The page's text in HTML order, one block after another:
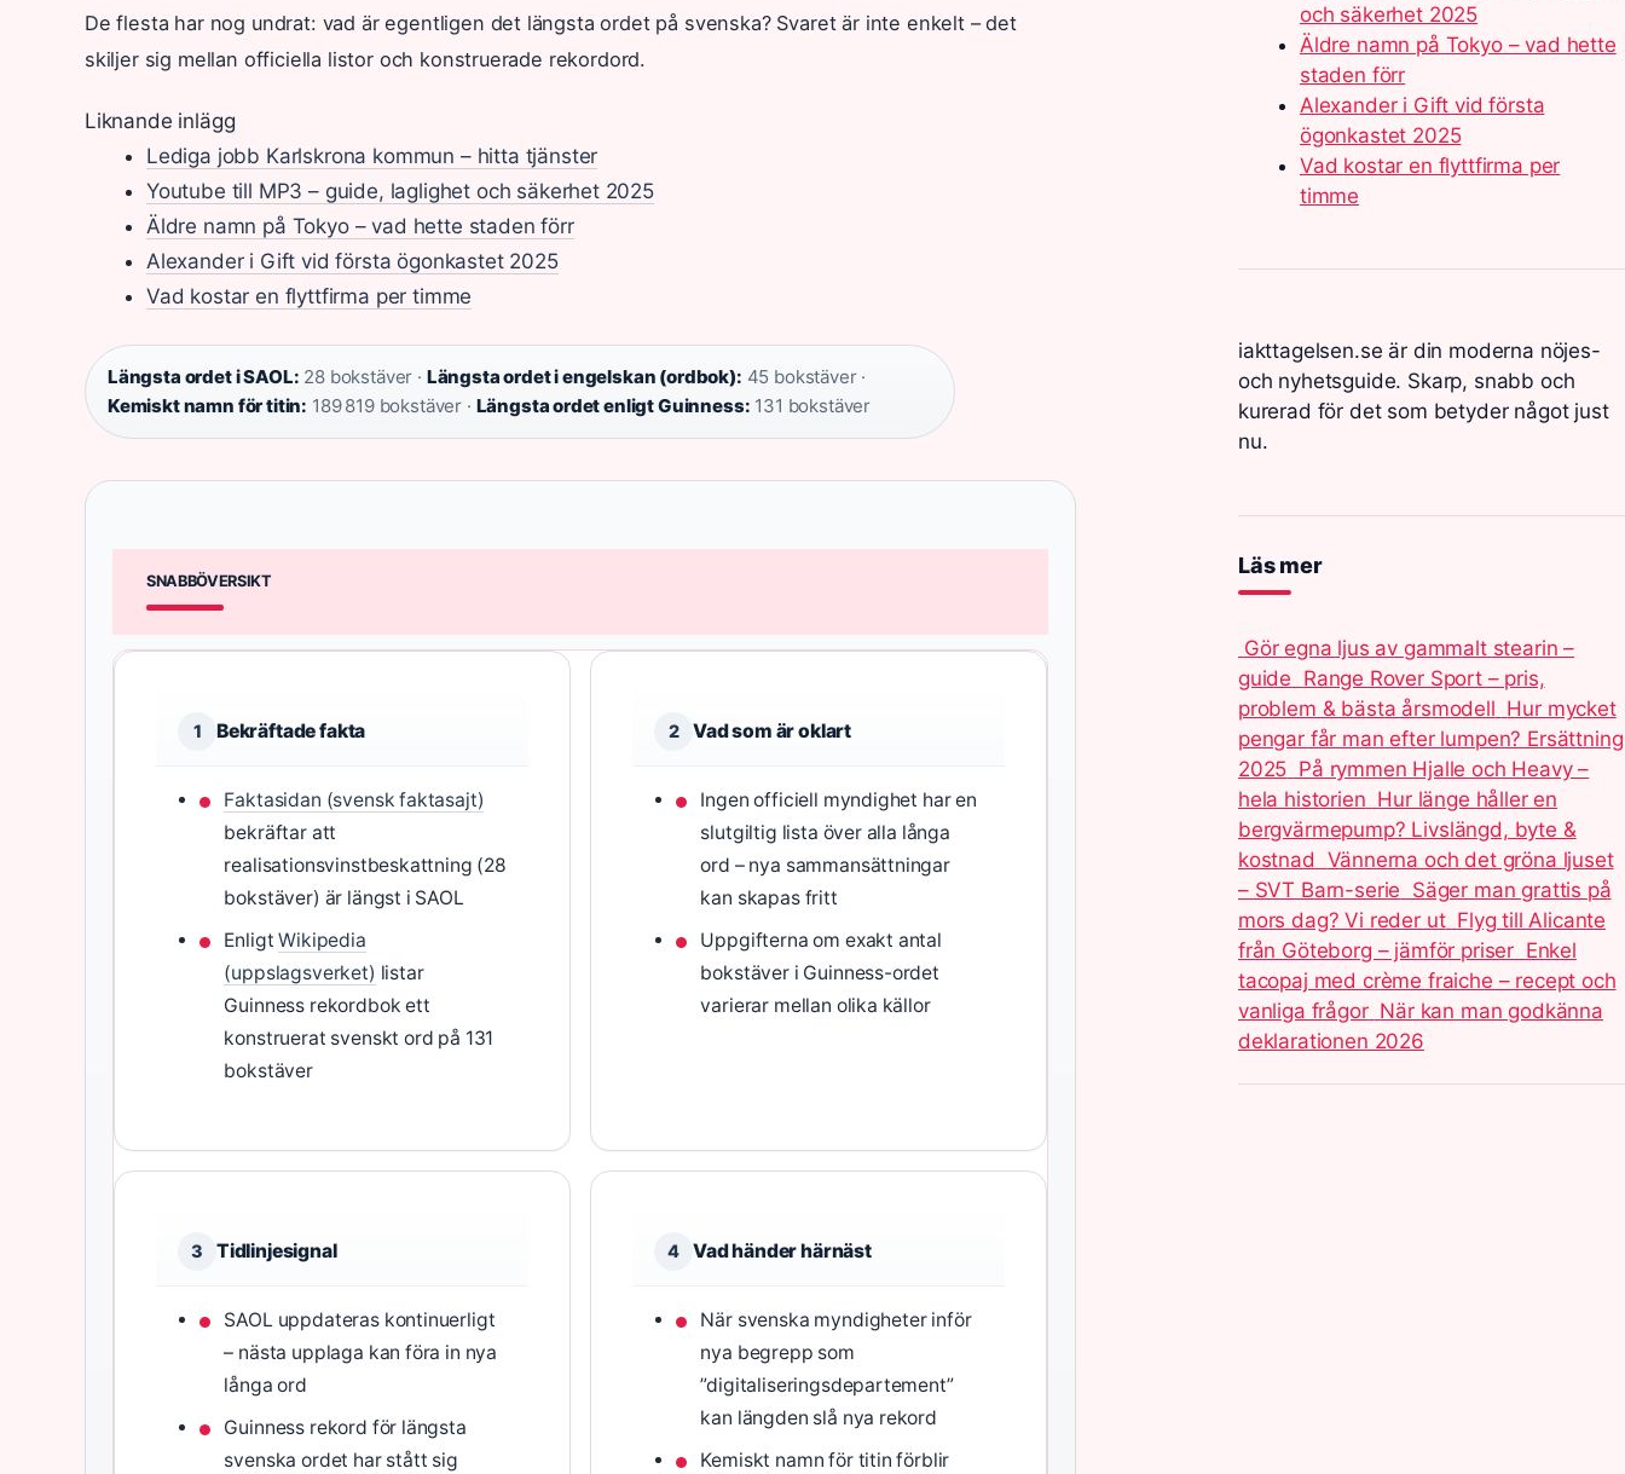
De flesta har nog undrat: vad är egentligen det längsta ordet på svenska? Svaret är inte enkelt – det
skiljer sig mellan officiella listor och konstruerade rekordord.
Liknande inlägg
Lediga jobb Karlskrona kommun – hitta tjänster
Youtube till MP3 – guide, laglighet och säkerhet 2025
Äldre namn på Tokyo – vad hette staden förr
Alexander i Gift vid första ögonkastet 2025
Vad kostar en flyttfirma per timme
Längsta ordet i SAOL: 28 bokstäver · Längsta ordet i engelskan (ordbok): 45 bokstäver ·
Kemiskt namn för titin: 189 819 bokstäver · Längsta ordet enligt Guinness: 131 bokstäver
SNABBÖVERSIKT
1 Bekräftade fakta
Faktasidan (svensk faktasajt)
bekräftar att
realisationsvinstbeskattning (28
bokstäver) är längst i SAOL
EnligtWikipedia
(uppslagsverket) listar
Guinness rekordbok ett
konstruerat svenskt ord på 131
bokstäver
2 Vad som är oklart
Ingen officiell myndighet har en
slutgiltig lista över alla långa
ord – nya sammansättningar
kan skapas fritt
Uppgifterna om exakt antal
bokstäver i Guinness-ordet
varierar mellan olika källor
3 Tidlinjesignal
SAOL uppdateras kontinuerligt
– nästa upplaga kan föra in nya
långa ord
Guinness rekord för längsta
svenska ordet har stått sig
4 Vad händer härnäst
När svenska myndigheter inför
nya begrepp som
”digitaliseringsdepartement”
kan längden slå nya rekord
Kemiskt namn för titin förblir
och säkerhet 2025
Äldre namn på Tokyo – vad hette
staden förr
Alexander i Gift vid första
ögonkastet 2025
Vad kostar en flyttfirma per
timme
iakttagelsen.se är din moderna nöjes-
och nyhetsguide. Skarp, snabb och
kurerad för det som betyder något just
nu.
Läs mer
Gör egna ljus av gammalt stearin –
guide Range Rover Sport – pris,
problem & bästa årsmodell Hur mycket
pengar får man efter lumpen? Ersättning
2025 På rymmen Hjalle och Heavy –
hela historien Hur länge håller en
bergvärmepump? Livslängd, byte &
kostnad Vännerna och det gröna ljuset
– SVT Barn-serie Säger man grattis på
mors dag? Vi reder ut Flyg till Alicante
från Göteborg – jämför priser Enkel
tacopaj med crème fraiche – recept och
vanliga frågor När kan man godkänna
deklarationen 2026